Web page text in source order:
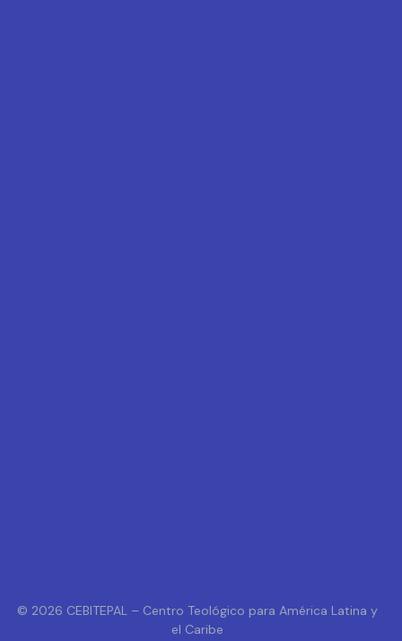
© 2026 CEBITEPAL – Centro Teológico para América Latina y
el Caribe